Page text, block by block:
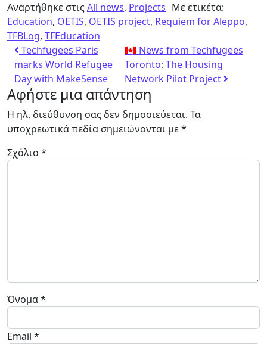
Αναρτήθηκε στιςAll news, Projects Με ετικέτα:
Education, OETIS, OETIS project, Requiem for Aleppo,
TFBLog, TFEducation
Techfugees Paris
marks World Refugee
Day with MakeSense
🇨🇦 News from Techfugees
Toronto: The Housing
Network Pilot Project
Αφήστε μια απάντηση
Η ηλ. διεύθυνση σας δεν δημοσιεύεται. Τα
υποχρεωτικά πεδία σημειώνονται με*
Σχόλιο *
Όνομα*
Email *